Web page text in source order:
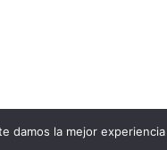
damos la mejor